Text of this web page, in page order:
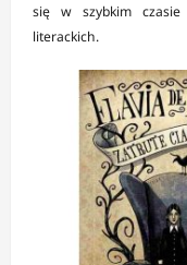
się w szybkim czasie
literackich.